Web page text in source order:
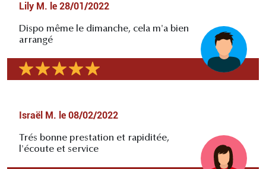
Lily M. le 28/01/2022
Dispo même le dimanche, cela m'a bien
arrangé
Israël M. le 08/02/2022
Trés bonne prestation et rapiditée,
l'écoute et service